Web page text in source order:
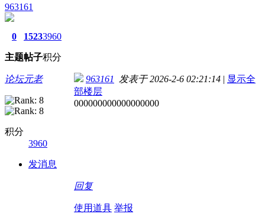
963161
0
主题
1523
帖子
3960
积分
论坛元老
积分
3960
发消息
963161 发表于 2026-2-6 02:21:14 | 显示全
部楼层
000000000000000000
回复
使用道具 举报